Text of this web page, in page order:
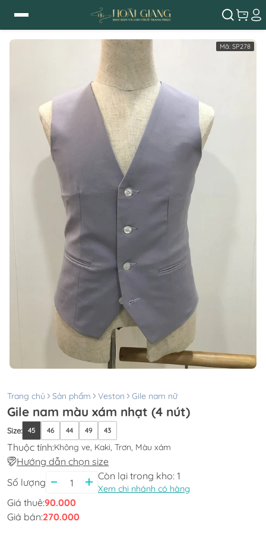
Mã: SP278
Trang chủ Sản phẩm Veston Gile nam nữ
Gile nam màu xám nhạt (4 nút)
Size: 45 46 44 49 43
Thuộc tính:Không ve, Kaki, Trơn, Màu xám
Hướng dẫn chọn size
Số lượng
Còn lại trong kho: 1
Xem chi nhánh có hàng
Giá thuê:90.000
Giá bán:270.000